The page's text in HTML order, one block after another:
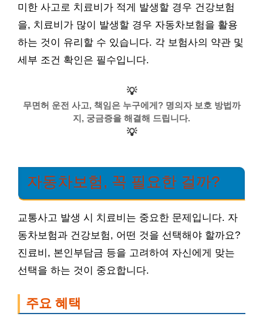
미한 사고로 치료비가 적게 발생할 경우 건강보험
을, 치료비가 많이 발생할 경우 자동차보험을 활용
하는 것이 유리할 수 있습니다. 각 보험사의 약관 및
세부 조건 확인은 필수입니다.
💡
무면허 운전 사고, 책임은 누구에게? 명의자 보호 방법까
지, 궁금증을 해결해 드립니다.
💡
자동차보험, 꼭 필요한 걸까?
교통사고 발생 시 치료비는 중요한 문제입니다. 자
동차보험과 건강보험, 어떤 것을 선택해야 할까요?
진료비, 본인부담금 등을 고려하여 자신에게 맞는
선택을 하는 것이 중요합니다.
주요 혜택